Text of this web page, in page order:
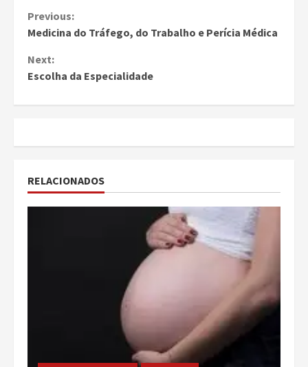
Continue
Previous:
Medicina do Tráfego, do Trabalho e Perícia Médica
Next:
Escolha da Especialidade
RELACIONADOS